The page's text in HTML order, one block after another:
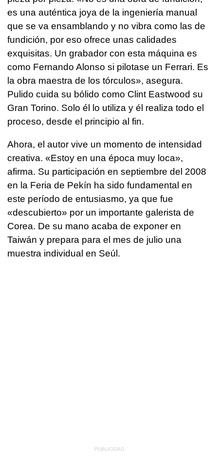
es una auténtica joya de la ingeniería manual
que se va ensamblando y no vibra como las de
fundición, por eso ofrece unas calidades
exquisitas. Un grabador con esta máquina es
como Fernando Alonso si pilotase un Ferrari. Es
la obra maestra de los tórculos», asegura.
Pulido cuida su bólido como Clint Eastwood su
Gran Torino. Solo él lo utiliza y él realiza todo el
proceso, desde el principio al fin.
Ahora, el autor vive un momento de intensidad
creativa. «Estoy en una época muy loca»,
afirma. Su participación en septiembre del 2008
en la Feria de Pekín ha sido fundamental en
este período de entusiasmo, ya que fue
«descubierto» por un importante galerista de
Corea. De su mano acaba de exponer en
Taiwán y prepara para el mes de julio una
muestra individual en Seúl.